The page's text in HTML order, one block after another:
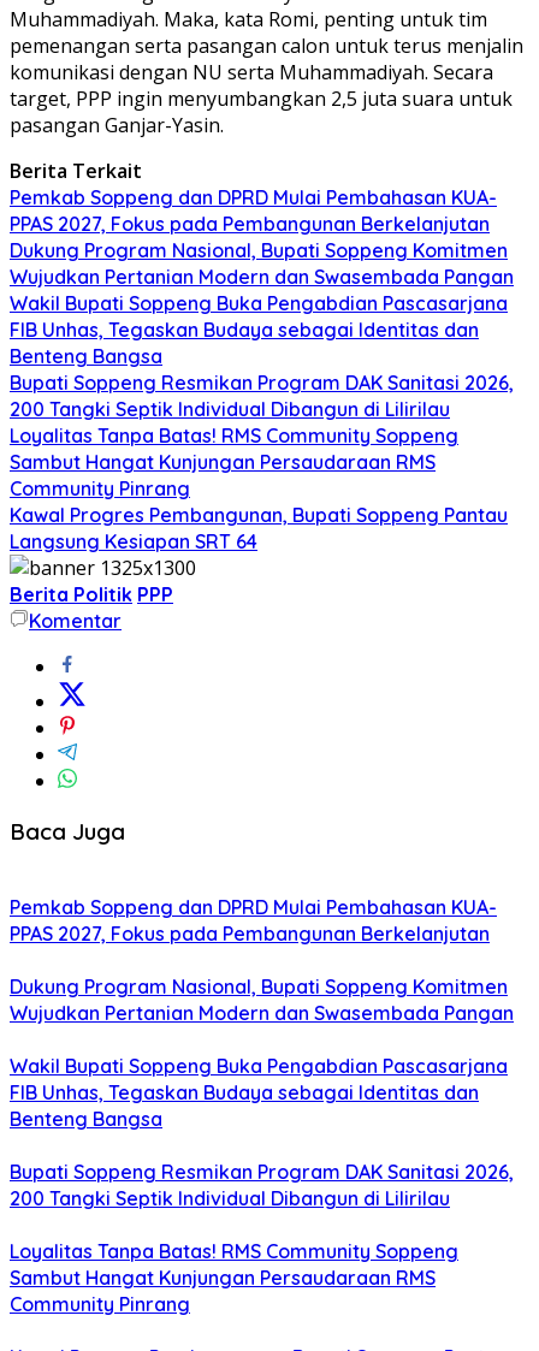
Muhammadiyah. Maka, kata Romi, penting untuk tim
pemenangan serta pasangan calon untuk terus menjalin
komunikasi dengan NU serta Muhammadiyah. Secara
target, PPP ingin menyumbangkan 2,5 juta suara untuk
pasangan Ganjar-Yasin.
Berita Terkait
Pemkab Soppeng dan DPRD Mulai Pembahasan KUA-
PPAS 2027, Fokus pada Pembangunan Berkelanjutan
Dukung Program Nasional, Bupati Soppeng Komitmen
Wujudkan Pertanian Modern dan Swasembada Pangan
Wakil Bupati Soppeng Buka Pengabdian Pascasarjana
FIB Unhas, Tegaskan Budaya sebagai Identitas dan
Benteng Bangsa
Bupati Soppeng Resmikan Program DAK Sanitasi 2026,
200 Tangki Septik Individual Dibangun di Lilirilau
Loyalitas Tanpa Batas! RMS Community Soppeng
Sambut Hangat Kunjungan Persaudaraan RMS
Community Pinrang
Kawal Progres Pembangunan, Bupati Soppeng Pantau
Langsung Kesiapan SRT 64
Berita Politik PPP
Komentar
Baca Juga
Pemkab Soppeng dan DPRD Mulai Pembahasan KUA-
PPAS 2027, Fokus pada Pembangunan Berkelanjutan
Dukung Program Nasional, Bupati Soppeng Komitmen
Wujudkan Pertanian Modern dan Swasembada Pangan
Wakil Bupati Soppeng Buka Pengabdian Pascasarjana
FIB Unhas, Tegaskan Budaya sebagai Identitas dan
Benteng Bangsa
Bupati Soppeng Resmikan Program DAK Sanitasi 2026,
200 Tangki Septik Individual Dibangun di Lilirilau
Loyalitas Tanpa Batas! RMS Community Soppeng
Sambut Hangat Kunjungan Persaudaraan RMS
Community Pinrang